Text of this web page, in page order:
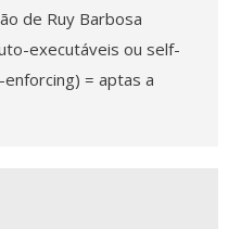
de Ruy Barbosa
executáveis ou self-
= aptas a